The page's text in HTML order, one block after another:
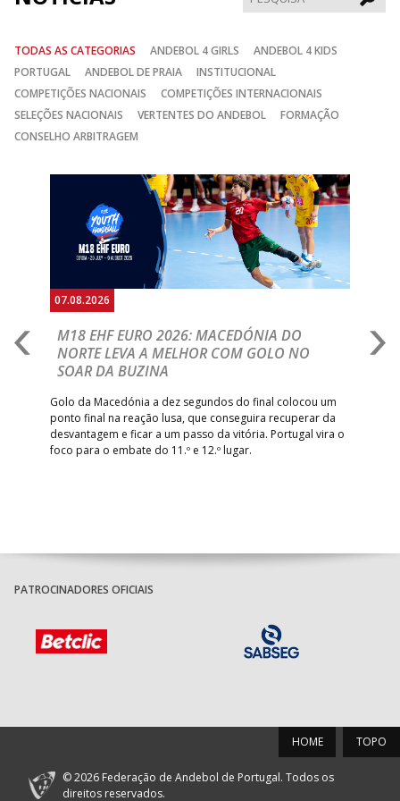
TODAS AS CATEGORIAS ANDEBOL 4 GIRLS
ANDEBOL 4 KIDS
PORTUGAL
ANDEBOL DE PRAIA
INSTITUCIONAL
COMPETIÇÕES NACIONAIS
COMPETIÇÕES INTERNACIONAIS
SELEÇÕES NACIONAIS
VERTENTES DO ANDEBOL
FORMAÇÃO
CONSELHO ARBITRAGEM
07.08.2026
M18 EHF EURO 2026: MACEDÓNIA DO
NORTE LEVA A MELHOR COM GOLO NO
SOAR DA BUZINA
Golo da Macedónia a dez segundos do final colocou um
ponto final na reação lusa, que conseguira recuperar da
desvantagem e ficar a um passo da vitória. Portugal vira o
foco para o embate do 11.º e 12.º lugar.
PATROCINADORES OFICIAIS
TOPO
HOME
© 2026 Federação de Andebol de Portugal. Todos os
direitos reservados.